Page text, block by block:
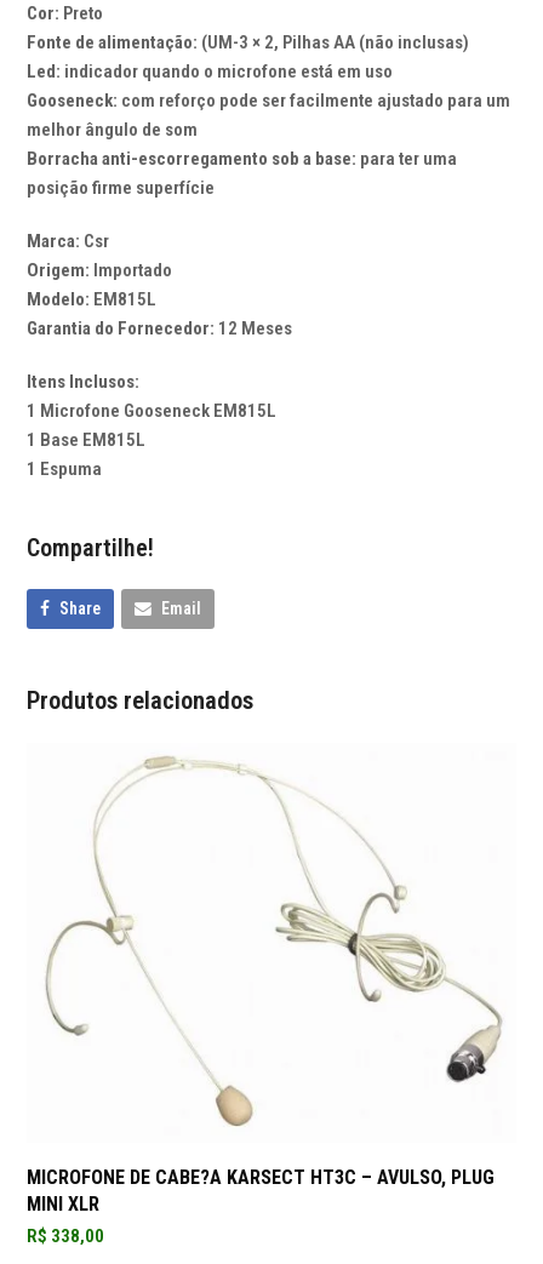
Cor: Preto
Fonte de alimentação: (UM-3 × 2, Pilhas AA (não inclusas)
Led: indicador quando o microfone está em uso
Gooseneck: com reforço pode ser facilmente ajustado para um
melhor ângulo de som
Borracha anti-escorregamento sob a base: para ter uma
posição firme superfície
Marca: Csr
Origem: Importado
Modelo: EM815L
Garantia do Fornecedor: 12 Meses
Itens Inclusos:
1 Microfone Gooseneck EM815L
1 Base EM815L
1 Espuma
Compartilhe!
Share Email
Produtos relacionados
MICROFONE DE CABE?A KARSECT HT3C – AVULSO, PLUG
MINI XLR
R$ 338,00